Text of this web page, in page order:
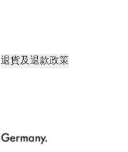
退貨及退款政策